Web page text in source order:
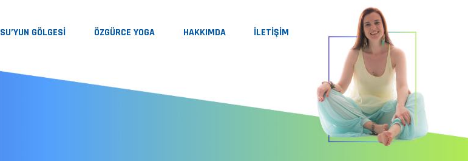
SU’YUN GÖLGESİ ÖZGÜRCE YOGA HAKKIMDA İLETİŞİM